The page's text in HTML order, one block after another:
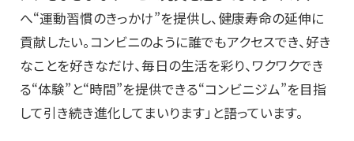
へ“運動習慣のきっかけ”を提供し、健康寿命の延伸に
貢献したい。コンビニのように誰でもアクセスでき、好き
なことを好きなだけ、毎日の生活を彩り、ワクワクでき
る“体験”と“時間”を提供できる“コンビニジム”を目指
して引き続き進化してまいります」と語っています。